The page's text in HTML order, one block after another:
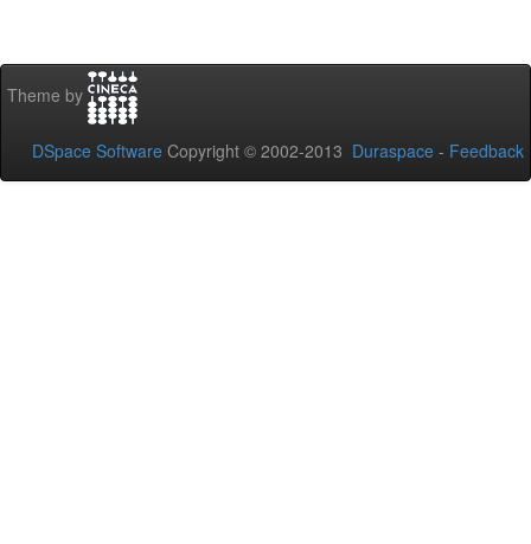
Theme by
DSpace Software Copyright © 2002-2013 Duraspace - Feedback